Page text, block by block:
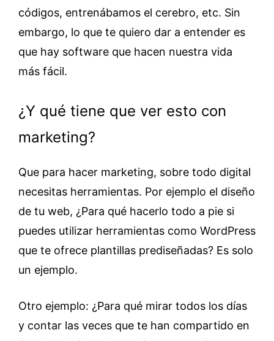
códigos, entrenábamos el cerebro, etc. Sin
embargo, lo que te quiero dar a entender es
que hay software que hacen nuestra vida
más fácil.
¿Y qué tiene que ver esto con
marketing?
Que para hacer marketing, sobre todo digital
necesitas herramientas. Por ejemplo el diseño
de tu web, ¿Para qué hacerlo todo a pie si
puedes utilizar herramientas como WordPress
que te ofrece plantillas prediseñadas? Es solo
un ejemplo.
Otro ejemplo: ¿Para qué mirar todos los días
y contar las veces que te han compartido en